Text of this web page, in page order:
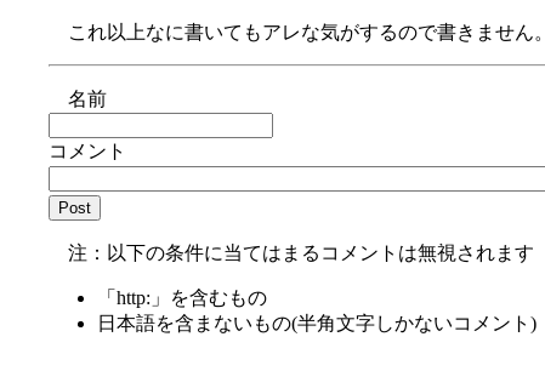
これ以上なに書いてもアレな気がするので書きません
名前
コメント
注：以下の条件に当てはまるコメントは無視されます
「http:」を含むもの
日本語を含まないもの(半角文字しかないコメント)